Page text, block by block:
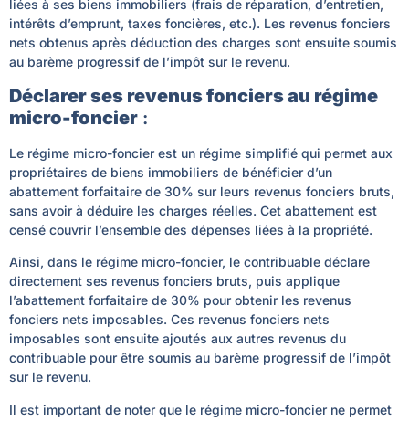
liées à ses biens immobiliers (frais de réparation, d’entretien,
intérêts d’emprunt, taxes foncières, etc.). Les revenus fonciers
nets obtenus après déduction des charges sont ensuite soumis
au barème progressif de l’impôt sur le revenu.
Déclarer ses revenus fonciers au régime
micro-foncier :
Le régime micro-foncier est un régime simplifié qui permet aux
propriétaires de biens immobiliers de bénéficier d’un
abattement forfaitaire de 30% sur leurs revenus fonciers bruts,
sans avoir à déduire les charges réelles. Cet abattement est
censé couvrir l’ensemble des dépenses liées à la propriété.
Ainsi, dans le régime micro-foncier, le contribuable déclare
directement ses revenus fonciers bruts, puis applique
l’abattement forfaitaire de 30% pour obtenir les revenus
fonciers nets imposables. Ces revenus fonciers nets
imposables sont ensuite ajoutés aux autres revenus du
contribuable pour être soumis au barème progressif de l’impôt
sur le revenu.
Il est important de noter que le régime micro-foncier ne permet